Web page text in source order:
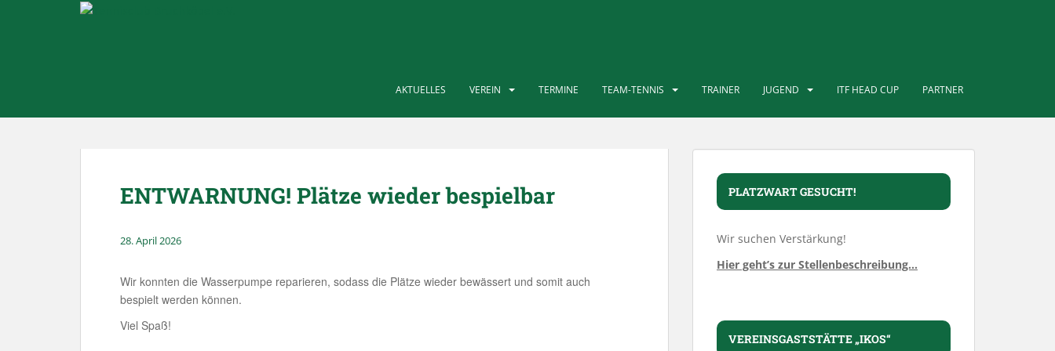
Skip to main content
AKTUELLES VEREIN TERMINE TEAM-TENNIS TRAINER JUGEND ITF HEAD CUP PARTNER
ENTWARNUNG! Plätze wieder bespielbar
28. April 2026
Wir konnten die Wasserpumpe reparieren, sodass die Plätze wieder bewässert und somit auch
bespielt werden können.
Viel Spaß!
PLATZWART GESUCHT!
Wir suchen Verstärkung!
Hier geht’s zur Stellenbeschreibung…
VEREINSGASTSTÄTTE „IKOS“